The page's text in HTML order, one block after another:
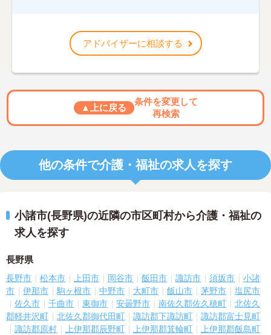
アドバイザーに相談する
▲上に戻る
条件を変更して
再検索
他の条件で介護・福祉の求人を探す
小諸市(長野県)の近隣の市区町村から介護・福祉の
求人を探す
長野県
長野市 松本市 上田市 岡谷市 飯田市 諏訪市 須坂市
小諸
市
伊那市 駒ヶ根市 中野市 大町市 飯山市 茅野市
塩尻市
佐久市
千曲市 東御市 安曇野市 南佐久郡佐久穂町
北佐久
郡軽井沢町
北佐久郡御代田町 諏訪郡下諏訪町
諏訪郡富士見町
諏訪郡原村
上伊那郡辰野町 上伊那郡箕輪町
上伊那郡飯島町